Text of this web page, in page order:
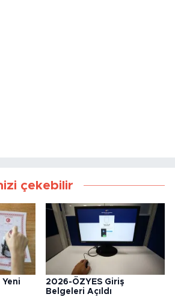
çekebilir
Yeni
2026-ÖZYES Giriş
Belgeleri Açıldı